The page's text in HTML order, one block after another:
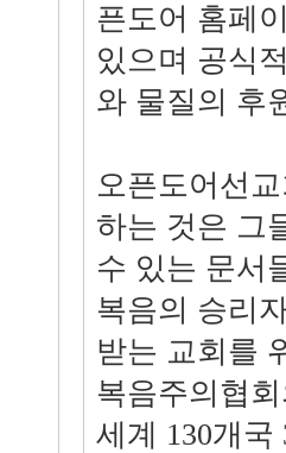
픈도어 홈페
있으며 공식
와 물질의 후
오픈도어선
하는 것은 그
수 있는 문서
복음의 승리
받는 교회를
복음주의협
세계 130개